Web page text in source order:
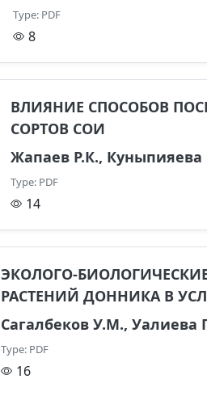
Type: PDF
8
ВЛИЯНИЕ СПОСОБОВ
СОРТОВ СОИ
Жапаев Р.К.,
Type: PDF
14
ЭКОЛОГО-
РАСТЕНИЙ ДОННИКА В
Сагалбеков У.М., Уалиева
Type: PDF
16